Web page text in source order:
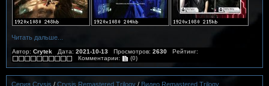
Читать дальше...
Автор: Crytek Дата: 2021-10-13 Просмотров: 2630 Рейтинг:
Комментарии:
(0)
Серия Crysis / Crysis Remastered Trilogy / Видео Remastered Trilogy